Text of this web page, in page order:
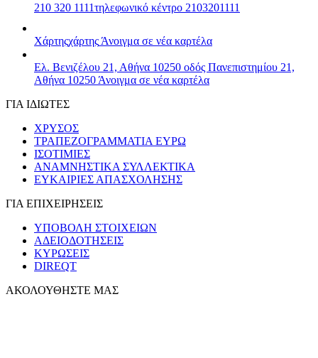
210 320 1111τηλεφωνικό κέντρο 2103201111
Χάρτηςχάρτης Άνοιγμα σε νέα καρτέλα
Ελ. Βενιζέλου 21, Αθήνα 10250 οδός Πανεπιστημίου 21,
Αθήνα 10250 Άνοιγμα σε νέα καρτέλα
ΓΙΑ ΙΔΙΩΤΕΣ
ΧΡΥΣΟΣ
ΤΡΑΠΕΖΟΓΡΑΜΜΑΤΙΑ ΕΥΡΩ
ΙΣΟΤΙΜΙΕΣ
ΑΝΑΜΝΗΣΤΙΚΑ ΣΥΛΛΕΚΤΙΚΑ
ΕΥΚΑΙΡΙΕΣ ΑΠΑΣΧΟΛΗΣΗΣ
ΓΙΑ ΕΠΙΧΕΙΡΗΣΕΙΣ
ΥΠΟΒΟΛΗ ΣΤΟΙΧΕΙΩΝ
ΑΔΕΙΟΔΟΤΗΣΕΙΣ
ΚΥΡΩΣΕΙΣ
DIREQT
ΑΚΟΛΟΥΘΗΣΤΕ ΜΑΣ